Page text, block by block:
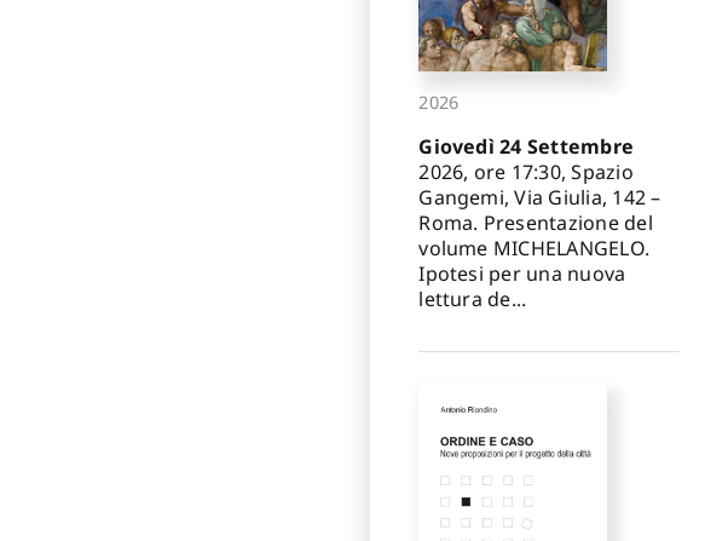
2026
Giovedì 24 Settembre
2026, ore 17:30, Spazio
Gangemi, Via Giulia, 142 –
Roma. Presentazione del
volume MICHELANGELO.
Ipotesi per una nuova
lettura de...